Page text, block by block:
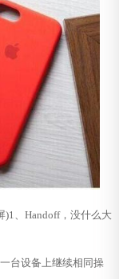
)1、Handoff，没什么大
台设备上继续相同操